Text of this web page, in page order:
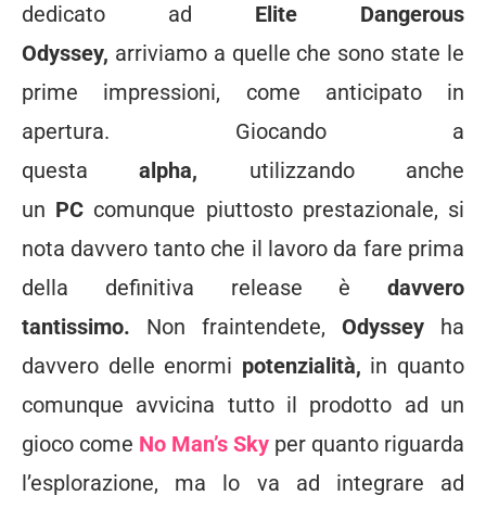
dedicato ad Elite Dangerous
Odyssey, arriviamo a quelle che sono state le
prime impressioni, come anticipato in
apertura. Giocando a
questaalpha, utilizzando anche
un PC comunque piuttosto prestazionale, si
nota davvero tanto che il lavoro da fare prima
della definitiva release è davvero
tantissimo. Non fraintendete, Odyssey ha
davvero delle enormi potenzialità, in quanto
comunque avvicina tutto il prodotto ad un
gioco come No Man’s Sky per quanto riguarda
l’esplorazione, ma lo va ad integrare ad